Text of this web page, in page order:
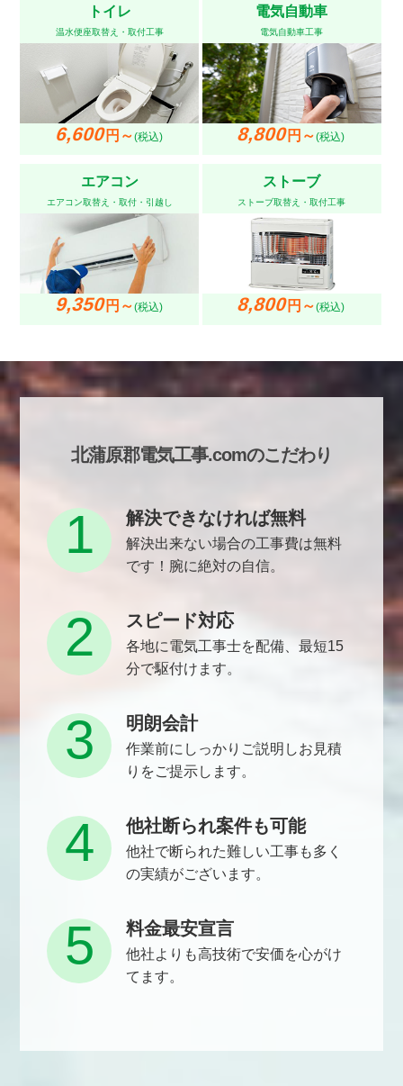
トイレ
温水便座取替え・取付工事
6,600円～(税込)
電気自動車
電気自動車工事
8,800円～(税込)
エアコン
エアコン取替え・取付・引越し
9,350円～(税込)
ストーブ
ストーブ取替え・取付工事
8,800円～(税込)
北蒲原郡電気工事.comのこだわり
解決できなければ無料
解決出来ない場合の工事費は無料
です！腕に絶対の自信。
1
スピード対応
各地に電気工事士を配備、最短15
分で駆付けます。
2
明朗会計
作業前にしっかりご説明しお見積
りをご提示します。
3
他社断られ案件も可能
他社で断られた難しい工事も多く
の実績がございます。
4
料金最安宣言
他社よりも高技術で安価を心がけ
てます。
5